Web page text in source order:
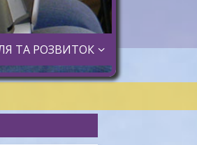
ТА РОЗВИТОК